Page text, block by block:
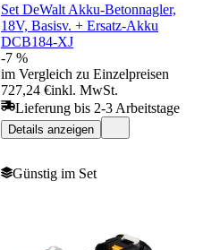
Set DeWalt Akku-Betonnagler,
18V, Basisv. + Ersatz-Akku
DCB184-XJ
-7 %
im Vergleich zu Einzelpreisen
727,24 €inkl. MwSt.
Lieferung bis 2-3 Arbeitstage
Details anzeigen
Günstig im Set